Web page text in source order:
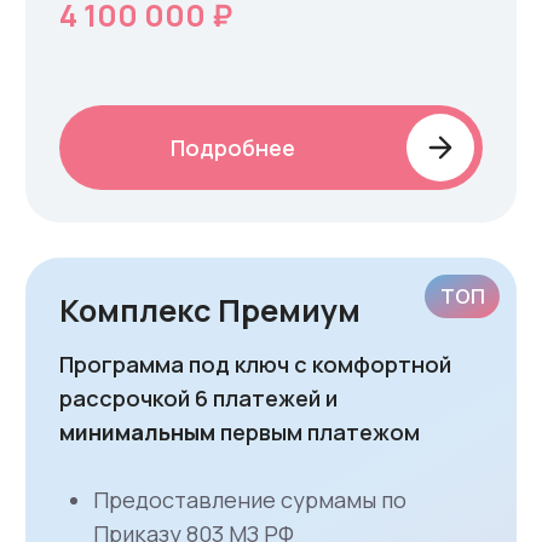
ул. 6-я Красноармейская, д. 5-7, оф. 202А
Спартаковская пл., д. 14 с.2, оф. 2003
Бишкек
ул, Бакаева, д. 140/1
Контакты
сильнее реальности!